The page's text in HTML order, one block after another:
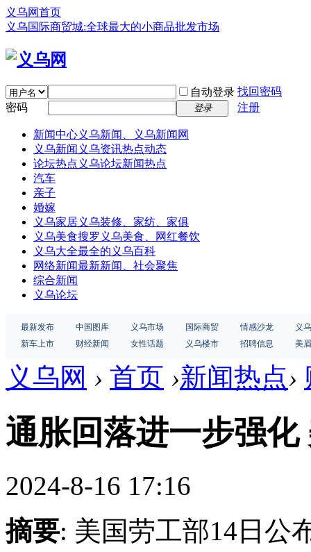
义乌网首页
义乌国际商贸城:全球最大的小商品批发市场
自动登录 找回密码
密码
登录 注册
新闻中心义乌新闻、义乌新闻网
义乌新闻 义乌资讯热点动态
论坛热点 义乌论坛新闻热点
汽车
亲子
婚嫁
义乌家居义乌装修、家纺、家俱
义乌美食搜罗义乌美食、网红餐饮
义乌大全最全的义乌百科
网络新闻最新新闻、社会聚焦
综合新闻
义乌论坛
最新发布 中国图库 义乌市场 国际商贸 情感沙龙
义
新车上市
财经新闻 女性话题 义乌楼市 招聘信息 美
义乌网 › 首页 ›新闻热点›
通胀回落进一步强
2024-8-16 17:16
摘要: 美国劳工部14日公